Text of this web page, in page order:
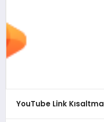
YouTube Link